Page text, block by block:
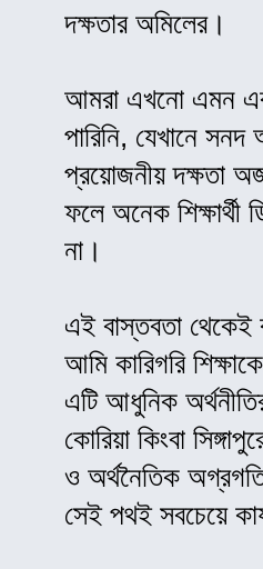
দক্ষতার অমিলের।
আমরা এখনো এমন
পারিনি, যেখানে
প্রয়োজনীয় দক্ষতা
ফলে অনেক শিক্ষার্থী
না।
এই বাস্তবতা থেকেই
আমি কারিগরি
এটি আধুনিক
কোরিয়া কিংবা
ও অর্থনৈতিক
সেই পথই সবচেয়ে